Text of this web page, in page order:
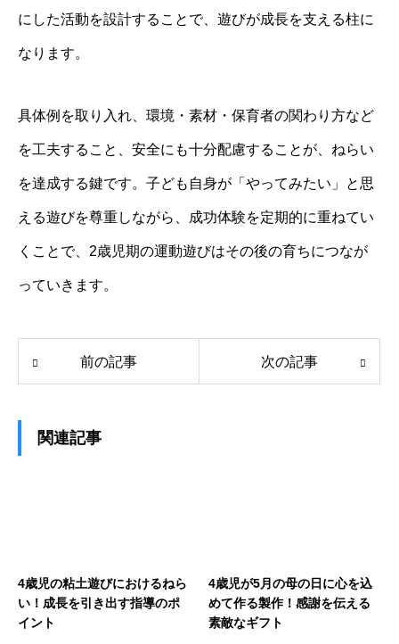
にした活動を設計することで、遊びが成長を支える柱に
なります。
具体例を取り入れ、環境・素材・保育者の関わり方など
を工夫すること、安全にも十分配慮することが、ねらい
を達成する鍵です。子ども自身が「やってみたい」と思
える遊びを尊重しながら、成功体験を定期的に重ねてい
くことで、2歳児期の運動遊びはその後の育ちにつなが
っていきます。
前の記事 次の記事
関連記事
4歳児の粘土遊びにおけるねら
い！成長を引き出す指導のポ
イント
4歳児が5月の母の日に心を込
めて作る製作！感謝を伝える
素敵なギフト